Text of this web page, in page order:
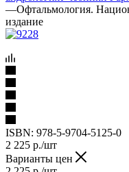
—Офтальмология.
издание
ISBN: 978-5-9704-5125-0
2 225 р./шт
Варианты цен